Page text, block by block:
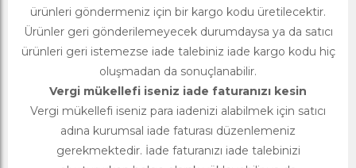
ürünleri göndermeniz için bir kargo kodu üretilecektir.
Ürünler geri gönderilemeyecek durumdaysa ya da satıcı
ürünleri geri istemezse iade talebiniz iade kargo kodu hiç
oluşmadan da sonuçlanabilir.
Vergi mükellefi iseniz iade faturanızı kesin
Vergi mükellefi iseniz para iadenizi alabilmek için satıcı
adına kurumsal iade faturası düzenlemeniz
gerekmektedir. İade faturanızı iade talebinizi